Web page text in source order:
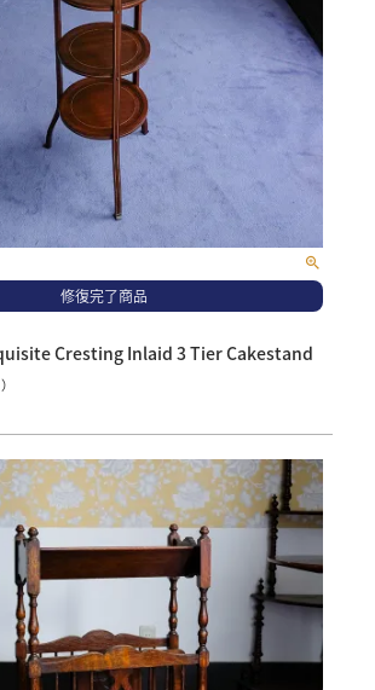
修復完了商品
Cresting Inlaid 3 Tier Cakestand